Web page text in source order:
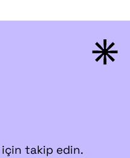
takip edin.